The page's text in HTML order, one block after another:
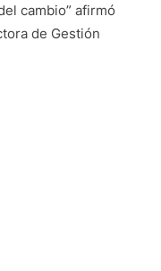
cambio” afirmó
de Gestión